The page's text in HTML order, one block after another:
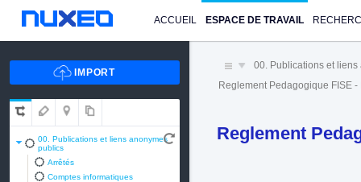
ACCUEIL ESPACE DE TRAVAIL
00. Publications et liens anonymes
publics
Arrêtés
Comptes informatiques
00. Publications et
Reglement Pedagogique FISE -
Reglement